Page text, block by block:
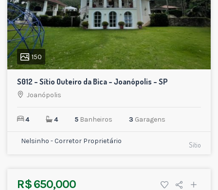
150
S012 – Sítio Outeiro da Bica – Joanópolis – SP
Joanópolis
4 4 5 Banheiros 3 Garagens
Nelsinho - Corretor Proprietário Sítio
R$ 650,000